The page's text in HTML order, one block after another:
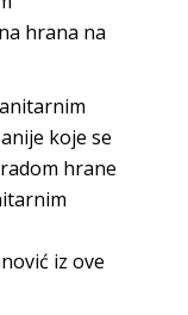
hrana na
koje se
hrane
iz ove